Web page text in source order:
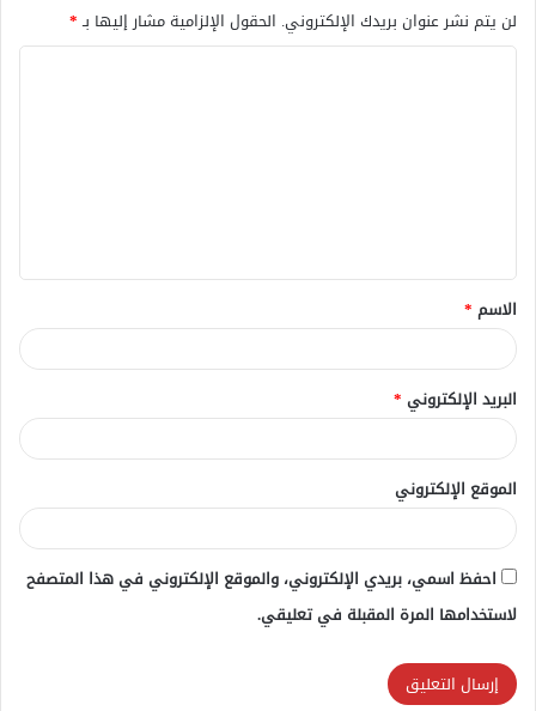
لن يتم نشر عنوان بريدك الإلكتروني. الحقول الإلزامية مشار إليها بـ*
ق
*
الاسم *
البريد الإلكتروني *
الموقع الإلكتروني
احفظ اسمي، بريدي الإلكتروني، والموقع الإلكتروني في هذا المتصفح
لاستخدامها المرة المقبلة في تعليقي.